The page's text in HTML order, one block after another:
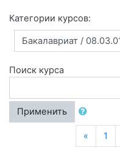
Категории курсов:
Поиск курса
Применить
«Назад
1